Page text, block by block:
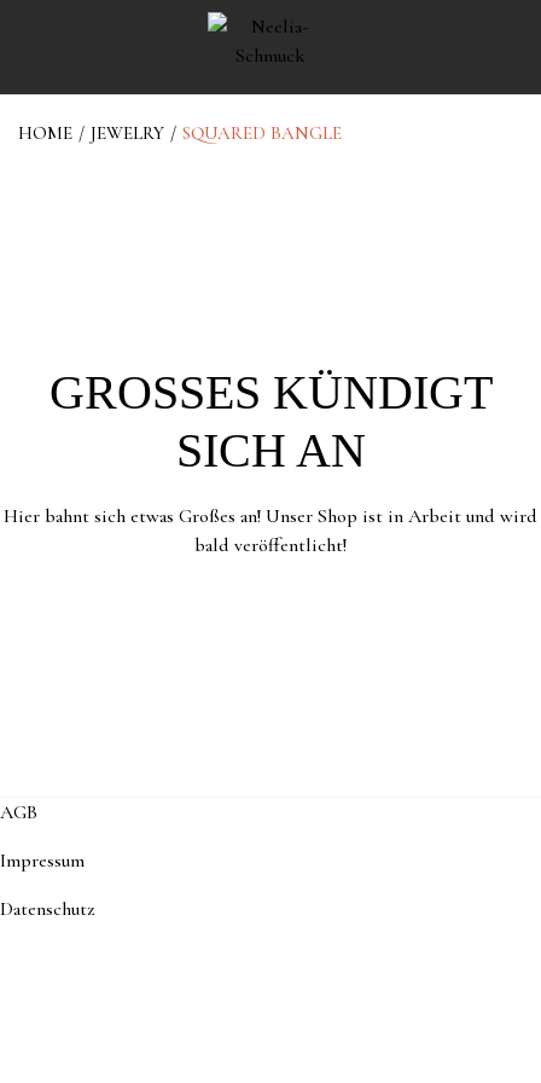
HOME / JEWELRY / SQUARED BANGLE
GROSSES KÜNDIGT S
ICH AN
Hier bahnt sich etwas Großes an! Unser Shop ist in Arbeit und wird
bald veröffentlicht!
AGB
Impressum
Datenschutz